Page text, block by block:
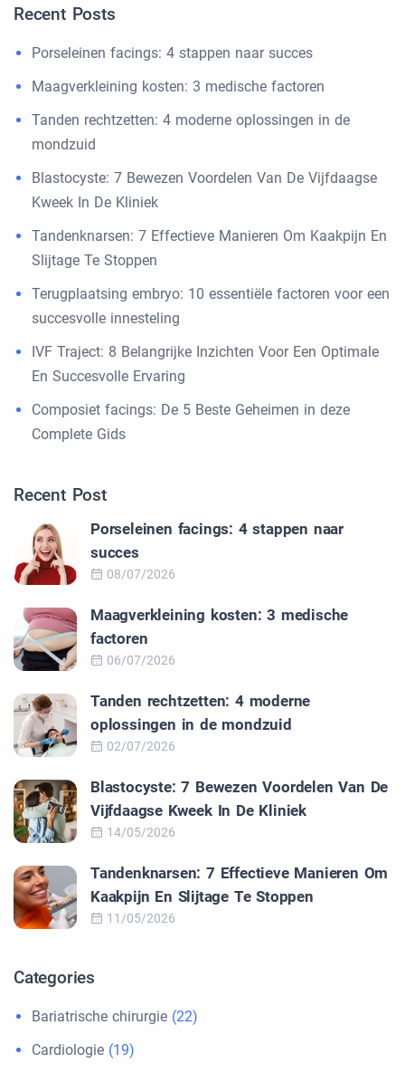
Recent Posts
Porseleinen facings: 4 stappen naar succes
Maagverkleining kosten: 3 medische factoren
Tanden rechtzetten: 4 moderne oplossingen in de
mondzuid
Blastocyste: 7 Bewezen Voordelen Van De Vijfdaagse
Kweek In De Kliniek
Tandenknarsen: 7 Effectieve Manieren Om Kaakpijn En
Slijtage Te Stoppen
Terugplaatsing embryo: 10 essentiële factoren voor een
succesvolle innesteling
IVF Traject: 8 Belangrijke Inzichten Voor Een Optimale
En Succesvolle Ervaring
Composiet facings: De 5 Beste Geheimen in deze
Complete Gids
Recent Post
Porseleinen facings: 4 stappen naar
succes
08/07/2026
Maagverkleining kosten: 3 medische
factoren
06/07/2026
Tanden rechtzetten: 4 moderne
oplossingen in de mondzuid
02/07/2026
Blastocyste: 7 Bewezen Voordelen Van De
Vijfdaagse Kweek In De Kliniek
14/05/2026
Tandenknarsen: 7 Effectieve Manieren Om
Kaakpijn En Slijtage Te Stoppen
11/05/2026
Categories
Bariatrische chirurgie (22)
Cardiologie (19)